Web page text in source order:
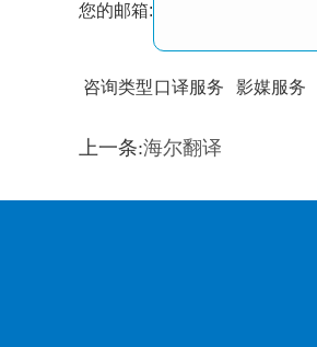
您的邮箱:
咨询类型口译服务 影媒服务
训翻译 标准级
上一条:海尔翻译